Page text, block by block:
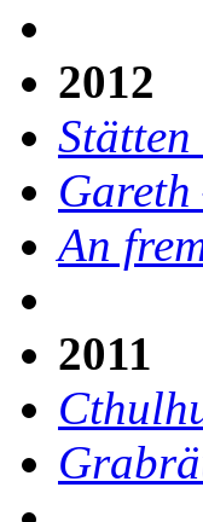
2012
An
2011